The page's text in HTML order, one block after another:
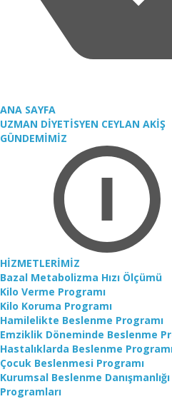
ANA SAYFA
UZMAN DİYETİSYEN CEYLAN AKİŞ
GÜNDEMİMİZ
HİZMETLERİMİZ
Bazal Metabolizma Hızı Ölçümü
Kilo Verme Programı
Kilo Koruma Programı
Hamilelikte Beslenme Programı
Emziklik Döneminde Beslenme
Hastalıklarda Beslenme
Çocuk Beslenmesi Programı
Kurumsal Beslenme
Programları